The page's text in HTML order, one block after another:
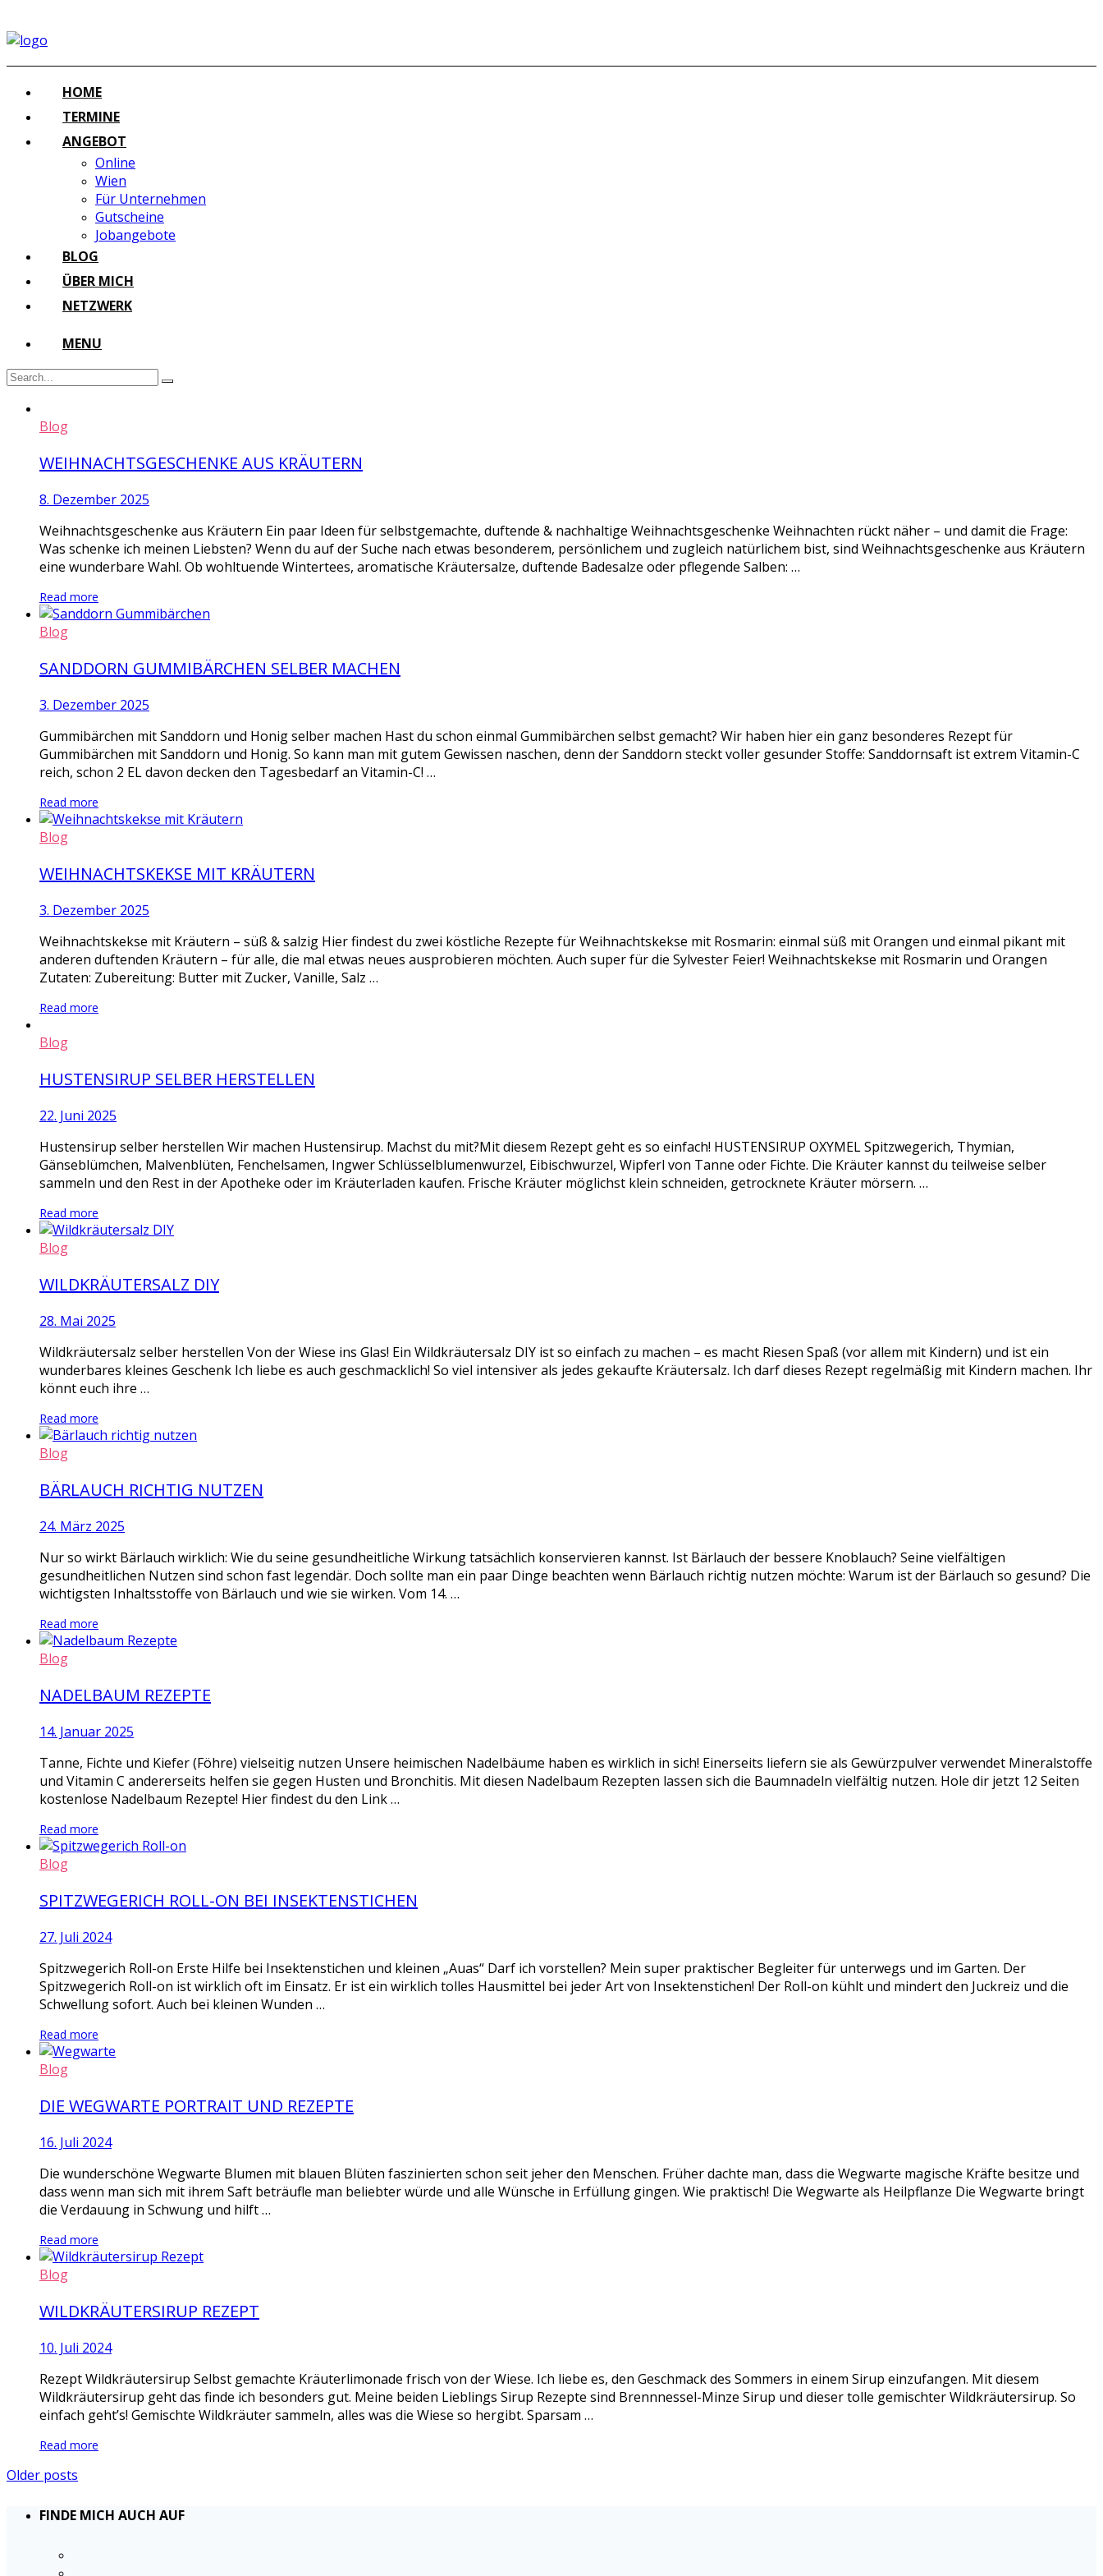
HOME
TERMINE
ANGEBOT
Online
Wien
Für Unternehmen
Gutscheine
Jobangebote
BLOG
ÜBER MICH
NETZWERK
MENU
Blog
WEIHNACHTSGESCHENKE AUS KRÄUTERN
8. Dezember 2025
Weihnachtsgeschenke aus Kräutern Ein paar Ideen für selbstgemachte, duftende & nachhaltige Weihnachtsgeschenke Weihnachten rückt näher – und damit die Frage:
Was schenke ich meinen Liebsten? Wenn du auf der Suche nach etwas besonderem, persönlichem und zugleich natürlichem bist, sind Weihnachtsgeschenke aus Kräutern
eine wunderbare Wahl. Ob wohltuende Wintertees, aromatische Kräutersalze, duftende Badesalze oder pflegende Salben: …
Read more
Blog
SANDDORN GUMMIBÄRCHEN SELBER MACHEN
3. Dezember 2025
Gummibärchen mit Sanddorn und Honig selber machen Hast du schon einmal Gummibärchen selbst gemacht? Wir haben hier ein ganz besonderes Rezept für
Gummibärchen mit Sanddorn und Honig. So kann man mit gutem Gewissen naschen, denn der Sanddorn steckt voller gesunder Stoffe: Sanddornsaft ist extrem Vitamin-C
reich, schon 2 EL davon decken den Tagesbedarf an Vitamin-C! …
Read more
Blog
WEIHNACHTSKEKSE MIT KRÄUTERN
3. Dezember 2025
Weihnachtskekse mit Kräutern – süß & salzig Hier findest du zwei köstliche Rezepte für Weihnachtskekse mit Rosmarin: einmal süß mit Orangen und einmal pikant mit
anderen duftenden Kräutern – für alle, die mal etwas neues ausprobieren möchten. Auch super für die Sylvester Feier! Weihnachtskekse mit Rosmarin und Orangen
Zutaten: Zubereitung: Butter mit Zucker, Vanille, Salz …
Read more
Blog
HUSTENSIRUP SELBER HERSTELLEN
22. Juni 2025
Hustensirup selber herstellen Wir machen Hustensirup. Machst du mit?Mit diesem Rezept geht es so einfach! HUSTENSIRUP OXYMEL Spitzwegerich, Thymian,
Gänseblümchen, Malvenblüten, Fenchelsamen, Ingwer Schlüsselblumenwurzel, Eibischwurzel, Wipferl von Tanne oder Fichte. Die Kräuter kannst du teilweise selber
sammeln und den Rest in der Apotheke oder im Kräuterladen kaufen. Frische Kräuter möglichst klein schneiden, getrocknete Kräuter mörsern. …
Read more
Blog
WILDKRÄUTERSALZ DIY
28. Mai 2025
Wildkräutersalz selber herstellen Von der Wiese ins Glas! Ein Wildkräutersalz DIY ist so einfach zu machen – es macht Riesen Spaß (vor allem mit Kindern) und ist ein
wunderbares kleines Geschenk Ich liebe es auch geschmacklich! So viel intensiver als jedes gekaufte Kräutersalz. Ich darf dieses Rezept regelmäßig mit Kindern machen. Ihr
könnt euch ihre …
Read more
Blog
BÄRLAUCH RICHTIG NUTZEN
24. März 2025
Nur so wirkt Bärlauch wirklich: Wie du seine gesundheitliche Wirkung tatsächlich konservieren kannst. Ist Bärlauch der bessere Knoblauch? Seine vielfältigen
gesundheitlichen Nutzen sind schon fast legendär. Doch sollte man ein paar Dinge beachten wenn Bärlauch richtig nutzen möchte: Warum ist der Bärlauch so gesund? Die
wichtigsten Inhaltsstoffe von Bärlauch und wie sie wirken. Vom 14. …
Read more
Blog
NADELBAUM REZEPTE
14. Januar 2025
Tanne, Fichte und Kiefer (Föhre) vielseitig nutzen Unsere heimischen Nadelbäume haben es wirklich in sich! Einerseits liefern sie als Gewürzpulver verwendet Mineralstoffe
und Vitamin C andererseits helfen sie gegen Husten und Bronchitis. Mit diesen Nadelbaum Rezepten lassen sich die Baumnadeln vielfältig nutzen. Hole dir jetzt 12 Seiten
kostenlose Nadelbaum Rezepte! Hier findest du den Link …
Read more
Blog
SPITZWEGERICH ROLL-ON BEI INSEKTENSTICHEN
27. Juli 2024
Spitzwegerich Roll-on Erste Hilfe bei Insektenstichen und kleinen „Auas“ Darf ich vorstellen? Mein super praktischer Begleiter für unterwegs und im Garten. Der
Spitzwegerich Roll-on ist wirklich oft im Einsatz. Er ist ein wirklich tolles Hausmittel bei jeder Art von Insektenstichen! Der Roll-on kühlt und mindert den Juckreiz und die
Schwellung sofort. Auch bei kleinen Wunden …
Read more
Blog
DIE WEGWARTE PORTRAIT UND REZEPTE
16. Juli 2024
Die wunderschöne Wegwarte Blumen mit blauen Blüten faszinierten schon seit jeher den Menschen. Früher dachte man, dass die Wegwarte magische Kräfte besitze und
dass wenn man sich mit ihrem Saft beträufle man beliebter würde und alle Wünsche in Erfüllung gingen. Wie praktisch! Die Wegwarte als Heilpflanze Die Wegwarte bringt
die Verdauung in Schwung und hilft …
Read more
Blog
WILDKRÄUTERSIRUP REZEPT
10. Juli 2024
Rezept Wildkräutersirup Selbst gemachte Kräuterlimonade frisch von der Wiese. Ich liebe es, den Geschmack des Sommers in einem Sirup einzufangen. Mit diesem
Wildkräutersirup geht das finde ich besonders gut. Meine beiden Lieblings Sirup Rezepte sind Brennnessel-Minze Sirup und dieser tolle gemischter Wildkräutersirup. So
einfach geht’s! Gemischte Wildkräuter sammeln, alles was die Wiese so hergibt. Sparsam …
Read more
Older posts
FINDE MICH AUCH AUF